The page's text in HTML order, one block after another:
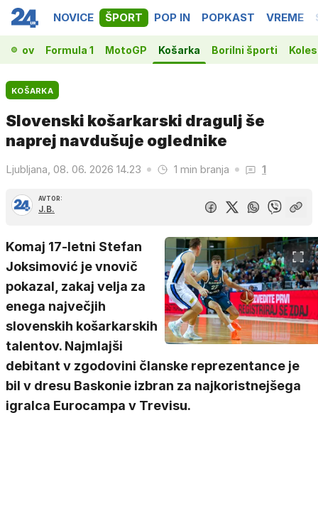
NOVICE ŠPORT POP IN POPKAST VREME
Formula 1 MotoGP Košarka Borilni športi
KOŠARKA
Slovenski košarkarski dragulj še
naprej navdušuje oglednike
Ljubljana, 08. 06. 2026 14.23 1 min branja 1
AVTOR:
J.B.
Komaj 17-letni Stefan
Joksimović je vnovič
pokazal, zakaj velja za
enega največjih
slovenskih košarkarskih
talentov. Najmlajši
debitant v zgodovini članske reprezentance je
bil v dresu Baskonie izbran za najkoristnejšega
igralca Eurocampa v Trevisu.